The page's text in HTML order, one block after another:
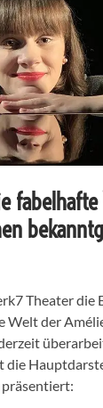
Theater die
Welt der
die